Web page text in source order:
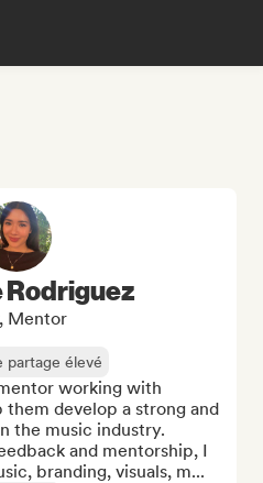
Rodriguez
Mentor
partage élevé
working with
develop a strong and
the music industry.
and mentorship, I
branding, visuals, m...